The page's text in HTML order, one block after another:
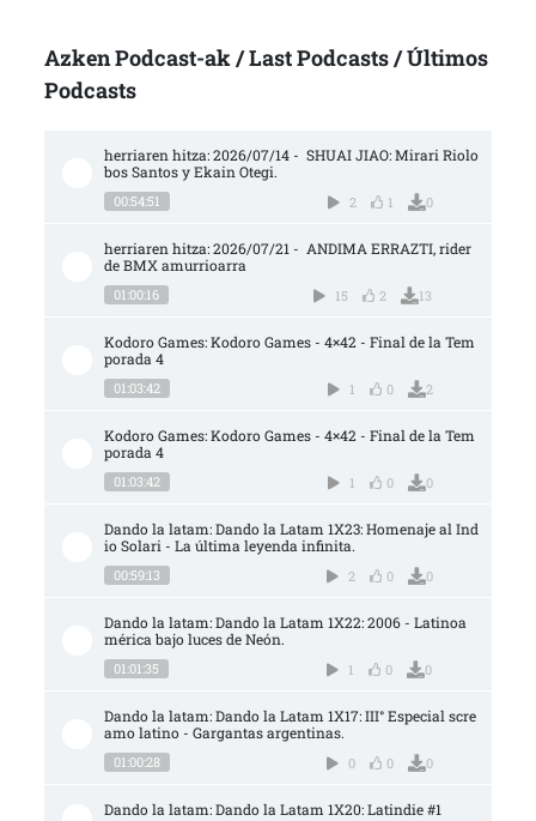
Azken Podcast-ak / Last Podcasts / Últimos
Podcasts
herriaren hitza: 2026/07/14 -  SHUAI JIAO: Mirari Riolo
bos Santos y Ekain Otegi.
00:54:51 2 1 0
herriaren hitza: 2026/07/21 -  ANDIMA ERRAZTI, rider
de BMX amurrioarra
01:00:16 15 2 13
Kodoro Games: Kodoro Games - 4×42 - Final de la Tem
porada 4
01:03:42 1 0 2
Kodoro Games: Kodoro Games - 4×42 - Final de la Tem
porada 4
01:03:42 1 0 0
Dando la latam: Dando la Latam 1X23: Homenaje al Ind
io Solari - La última leyenda infinita.
00:59:13 2 0 0
Dando la latam: Dando la Latam 1X22: 2006 - Latinoa
mérica bajo luces de Neón.
01:01:35 1 0 0
Dando la latam: Dando la Latam 1X17: III° Especial scre
amo latino - Gargantas argentinas.
01:00:28 0 0 0
Dando la latam: Dando la Latam 1X20: Latindie #1